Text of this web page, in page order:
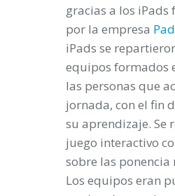
gracias a los iPads
por la empresa
iPads se
equipos formados
las personas que
jornada, con el fin
su aprendizaje. Se
juego interactivo
sobre las ponencia
Los equipos eran